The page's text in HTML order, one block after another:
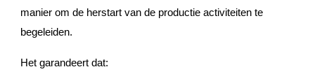
manier om de herstart van de productie activiteiten te
begeleiden.
Het garandeert dat: